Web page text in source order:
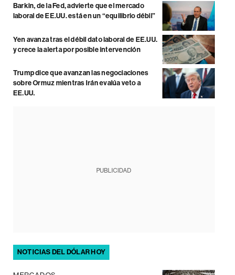
Barkin, de la Fed, advierte que el mercado
laboral de EE.UU. está en un “equilibrio débil”
Yen avanza tras el débil dato laboral de EE.UU.
y crece la alerta por posible intervención
Trump dice que avanzan las negociaciones
sobre Ormuz mientras Irán evalúa veto a
EE.UU.
PUBLICIDAD
NOTICIAS DEL DÓLAR HOY